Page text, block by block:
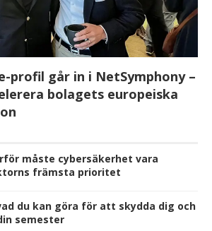
profil går in i NetSymphony –
bolagets europeiska
måste cybersäkerhet vara
främsta prioritet
du kan göra för att skydda dig och
semester